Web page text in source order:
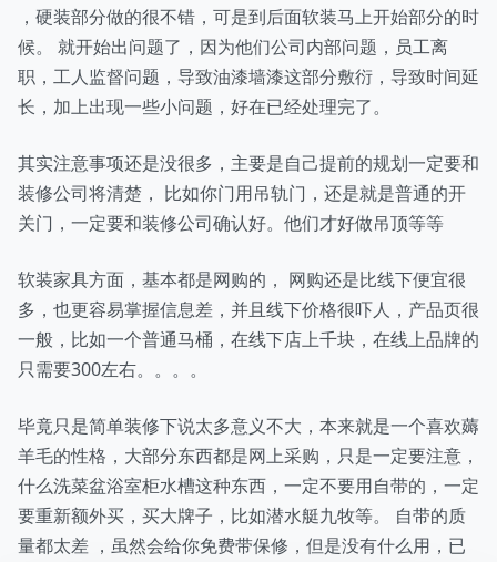
，硬装部分做的很不错，可是到后面软装马上开始部分的时
候。 就开始出问题了，因为他们公司内部问题，员工离
职，工人监督问题，导致油漆墙漆这部分敷衍，导致时间延
长，加上出现一些小问题，好在已经处理完了。
其实注意事项还是没很多，主要是自己提前的规划一定要和
装修公司将清楚， 比如你门用吊轨门，还是就是普通的开
关门，一定要和装修公司确认好。他们才好做吊顶等等
软装家具方面，基本都是网购的， 网购还是比线下便宜很
多，也更容易掌握信息差，并且线下价格很吓人，产品页很
一般，比如一个普通马桶，在线下店上千块，在线上品牌的
只需要300左右。。。。
毕竟只是简单装修下说太多意义不大，本来就是一个喜欢薅
羊毛的性格，大部分东西都是网上采购，只是一定要注意，
什么洗菜盆浴室柜水槽这种东西，一定不要用自带的，一定
要重新额外买，买大牌子，比如潜水艇九牧等。 自带的质
量都太差 ，虽然会给你免费带保修，但是没有什么用，已